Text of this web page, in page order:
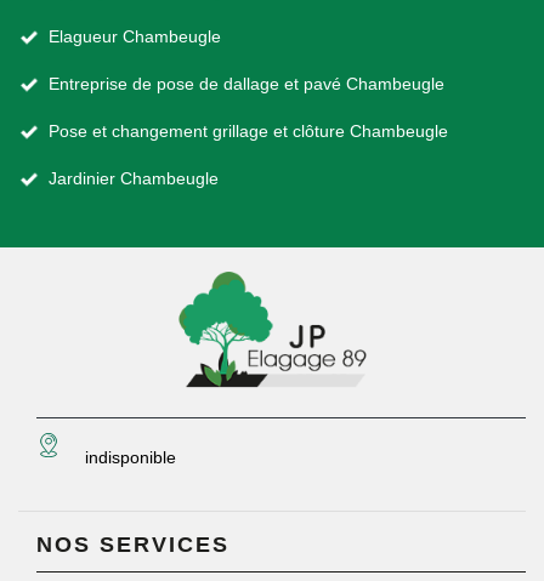
Elagueur Chambeugle
Entreprise de pose de dallage et pavé Chambeugle
Pose et changement grillage et clôture Chambeugle
Jardinier Chambeugle
indisponible
NOS SERVICES